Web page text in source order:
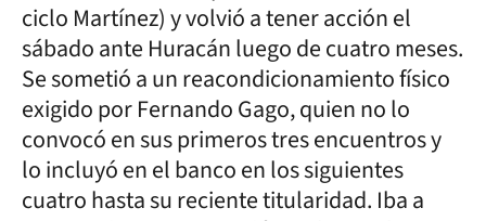
ciclo Martínez) y volvió a tener acción el
sábado ante Huracán luego de cuatro meses.
Se sometió a un reacondicionamiento físico
exigido por Fernando Gago, quien no lo
convocó en sus primeros tres encuentros y
lo incluyó en el banco en los siguientes
cuatro hasta su reciente titularidad. Iba a